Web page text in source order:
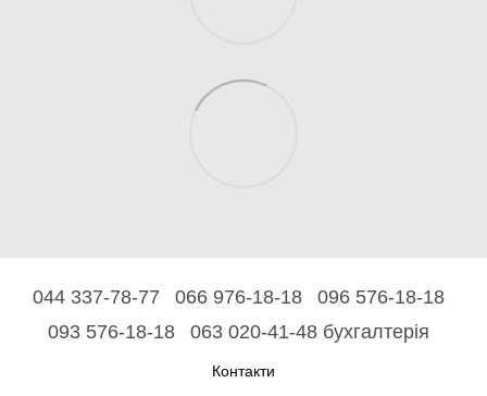
044 337-78-77 066 976-18-18
096 576-18-18
093 576-18-18
063 020-41-48 бухгалтерія
Контакти